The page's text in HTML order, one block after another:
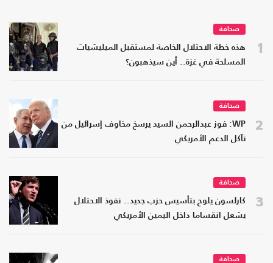
1
صحافة
هذه خطة الاحتلال الخاصة لمستقبل الميليشيات
المسلحة في غزة.. أين سيذهبون؟
2
صحافة
WP: فوز عبدالرحمن السيد يرسخ مخاوف إسرائيل من
تآكل الدعم الأمريكي
3
صحافة
كارلسون يلوح بتأسيس حزب جديد.. نفوذ الاحتلال
يشعل انقساما داخل اليمين الأمريكي
صحافة